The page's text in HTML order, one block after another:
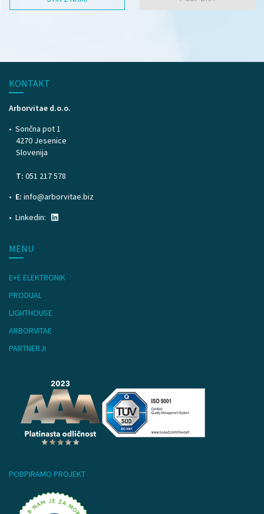
KONTAKT
Arborvitae d.o.o.
Sončna pot 1
4270 Jesenice
Slovenija
T: 051 217 578
E: info@arborvitae.biz
Linkedin:
MENU
E+E ELEKTRONIK
PRODUAL
LIGHTHOUSE
ARBORVITAE
PARTNERJI
PODPIRAMO PROJEKT